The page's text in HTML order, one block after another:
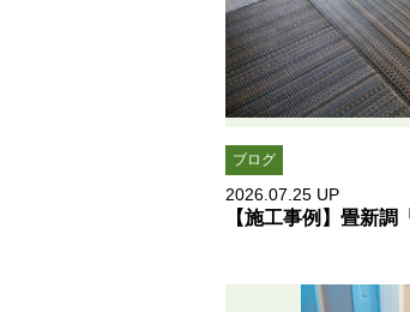
ブログ
2026.07.25 UP